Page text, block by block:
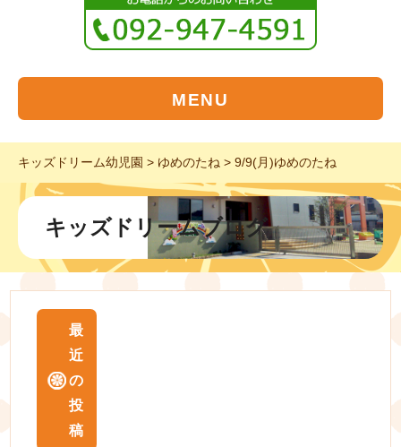
MENU
キッズドリーム幼児園 > ゆめのたね > 9/9(月)ゆめのたね
キッズドリームブログ
最
近
の
投
稿